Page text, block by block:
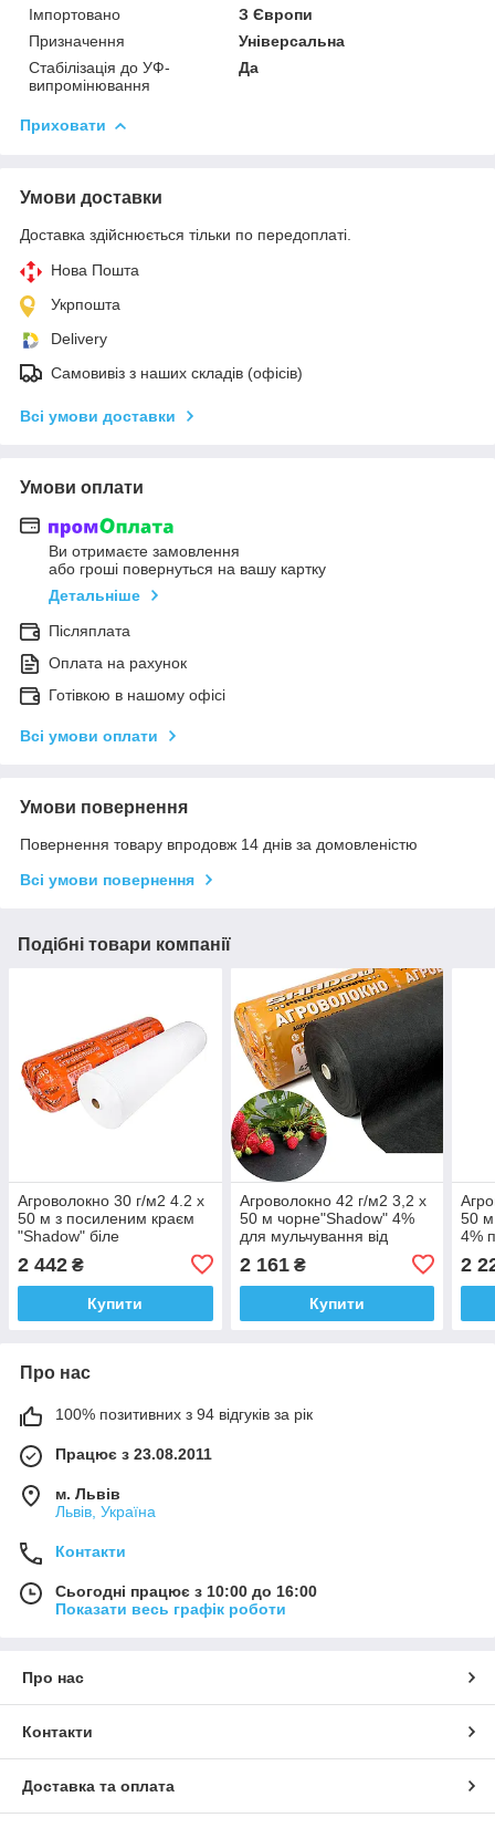
Імпортовано
З Європи
Призначення
Універсальна
Стабілізація до УФ-
випромінювання
Да
Приховати
Умови доставки
Доставка здійснюється тільки по передоплаті.
Нова Пошта
Укрпошта
Delivery
Самовивіз з наших складів (офісів)
Всі умови доставки
Умови оплати
Ви отримаєте замовлення
або гроші повернуться на вашу картку
Детальніше
Післяплата
Оплата на рахунок
Готівкою в нашому офісі
Всі умови оплати
Умови повернення
Повернення товару впродовж 14 днів за домовленістю
Всі умови повернення
Подібні товари компанії
Агроволокно 30 г/м2 4.2 х
50 м з посиленим краєм
"Shadow" біле
агроволокно для теплиць
2 442 ₴
Купити
Агроволокно 42 г/м2 3,2 х
50 м чорне"Shadow" 4%
для мульчування від
2 161₴
Купити
50 м
4%
2
Про нас
100% позитивних з 94 відгуків за рік
Працює з 23.08.2011
м. Львів
Львів, Україна
Контакти
Сьогодні працює з 10:00 до 16:00
Показати весь графік роботи
Про нас
Контакти
Доставка та оплата